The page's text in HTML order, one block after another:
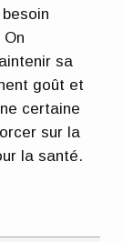
sa
goût et
certaine
sur la
la santé.